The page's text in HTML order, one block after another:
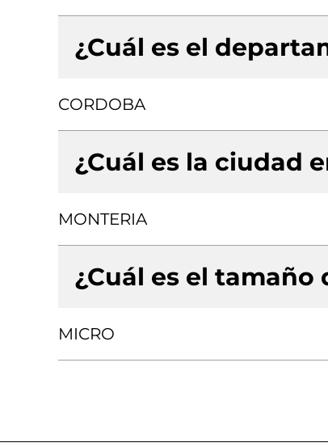
¿Cuál es el
CORDOBA
¿Cuál es la ciudad
MONTERIA
¿Cuál es el tamaño
MICRO